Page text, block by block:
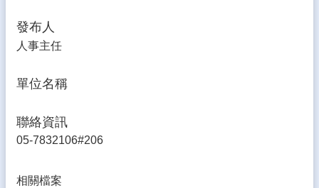
成
果
務
E
雲
數
發布人
人事主任
單位名稱
聯絡資訊
05-7832106#206
相關檔案